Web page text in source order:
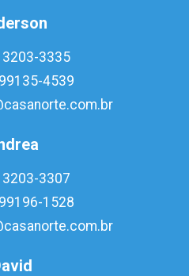
3203-3335
4539
3203-3307
1528